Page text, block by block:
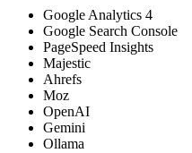
Google Analytics 4
Google Search Console
PageSpeed Insights
Majestic
Ahrefs
Moz
OpenAI
Gemini
Ollama